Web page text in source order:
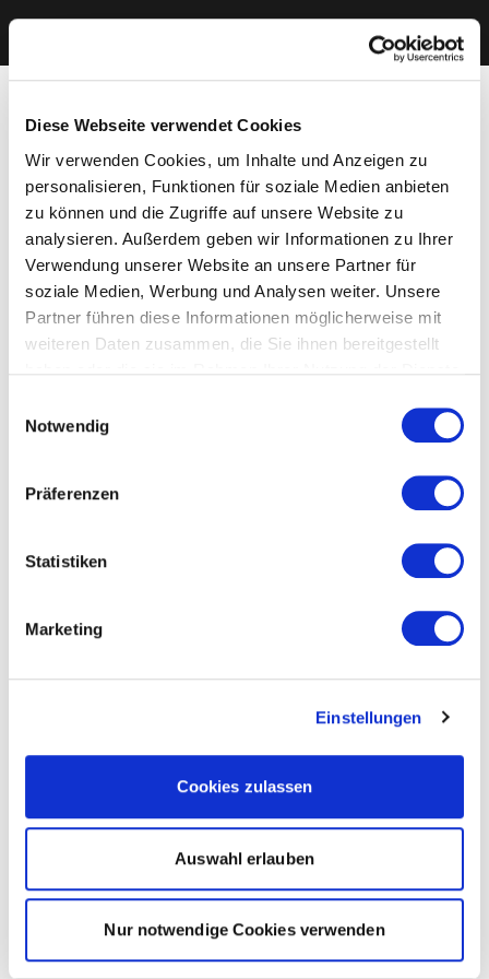
Diese Webseite verwendet Cookies
Wir verwenden Cookies, um Inhalte und Anzeigen zu
personalisieren, Funktionen für soziale Medien anbieten
zu können und die Zugriffe auf unsere Website zu
analysieren. Außerdem geben wir Informationen zu Ihrer
Verwendung unserer Website an unsere Partner für
soziale Medien, Werbung und Analysen weiter. Unsere
Partner führen diese Informationen möglicherweise mit
weiteren Daten zusammen, die Sie ihnen bereitgestellt
Cookies, wenn Sie unsere Webseite weiterhin nutzen.
Notwendig
Präferenzen
Statistiken
Marketing
Einstellungen
Cookies zulassen
Auswahl erlauben
Nur notwendige Cookies verwenden